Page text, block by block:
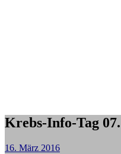
Krebs-Info-Tag
16. März 2016